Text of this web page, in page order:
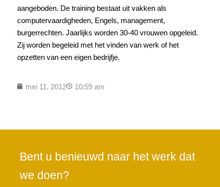
aangeboden. De training bestaat uit vakken als
computervaardigheden, Engels, management,
burgerrechten. Jaarlijks worden 30-40 vrouwen opgeleid.
Zij worden begeleid met het vinden van werk of het
opzetten van een eigen bedrijfje.
mei 11, 2012 10:59 am
Bent u benieuwd naar het werk dat
we doen?